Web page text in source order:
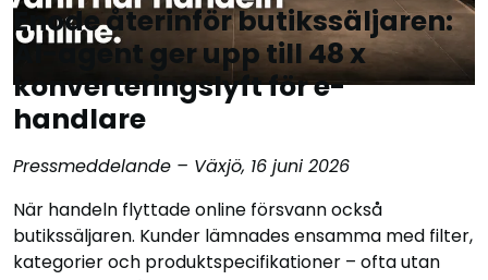
Enode återinför butikssäljaren:
AI-agent ger upp till 48 x
konverteringslyft för e-
handlare
Pressmeddelande – Växjö, 16 juni 2026
När handeln flyttade online försvann också
butikssäljaren. Kunder lämnades ensamma med filter,
kategorier och produktspecifikationer – ofta utan